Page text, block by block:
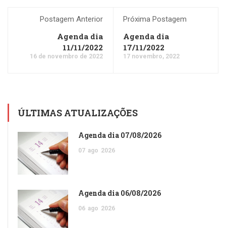
Postagem Anterior
Agenda dia
11/11/2022
16 de novembro de 2022
Próxima Postagem
Agenda dia
17/11/2022
17 novembro, 2022
ÚLTIMAS ATUALIZAÇÕES
Agenda dia 07/08/2026
07 ago 2026
Agenda dia 06/08/2026
06 ago 2026